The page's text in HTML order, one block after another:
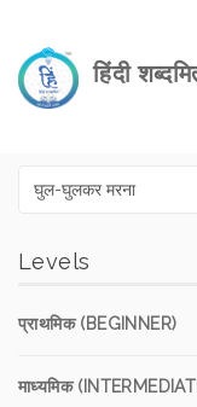
हिंदी
Levels
प्राथमिक (BEGINNER)
माध्यमिक